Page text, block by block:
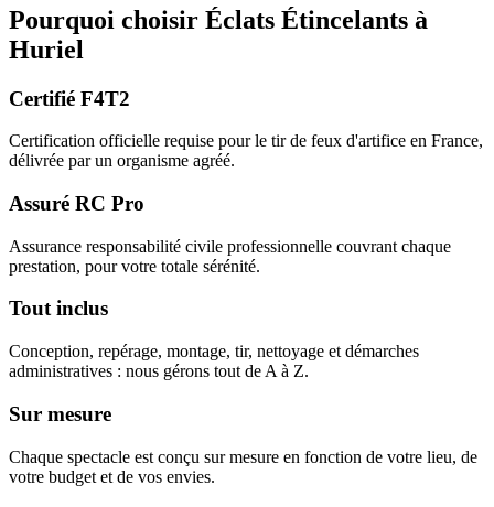
Pourquoi choisir Éclats Étincelants à
Huriel
Certifié F4T2
Certification officielle requise pour le tir de feux d'artifice en France,
délivrée par un organisme agréé.
Assuré RC Pro
Assurance responsabilité civile professionnelle couvrant chaque
prestation, pour votre totale sérénité.
Tout inclus
Conception, repérage, montage, tir, nettoyage et démarches
administratives : nous gérons tout de A à Z.
Sur mesure
Chaque spectacle est conçu sur mesure en fonction de votre lieu, de
votre budget et de vos envies.